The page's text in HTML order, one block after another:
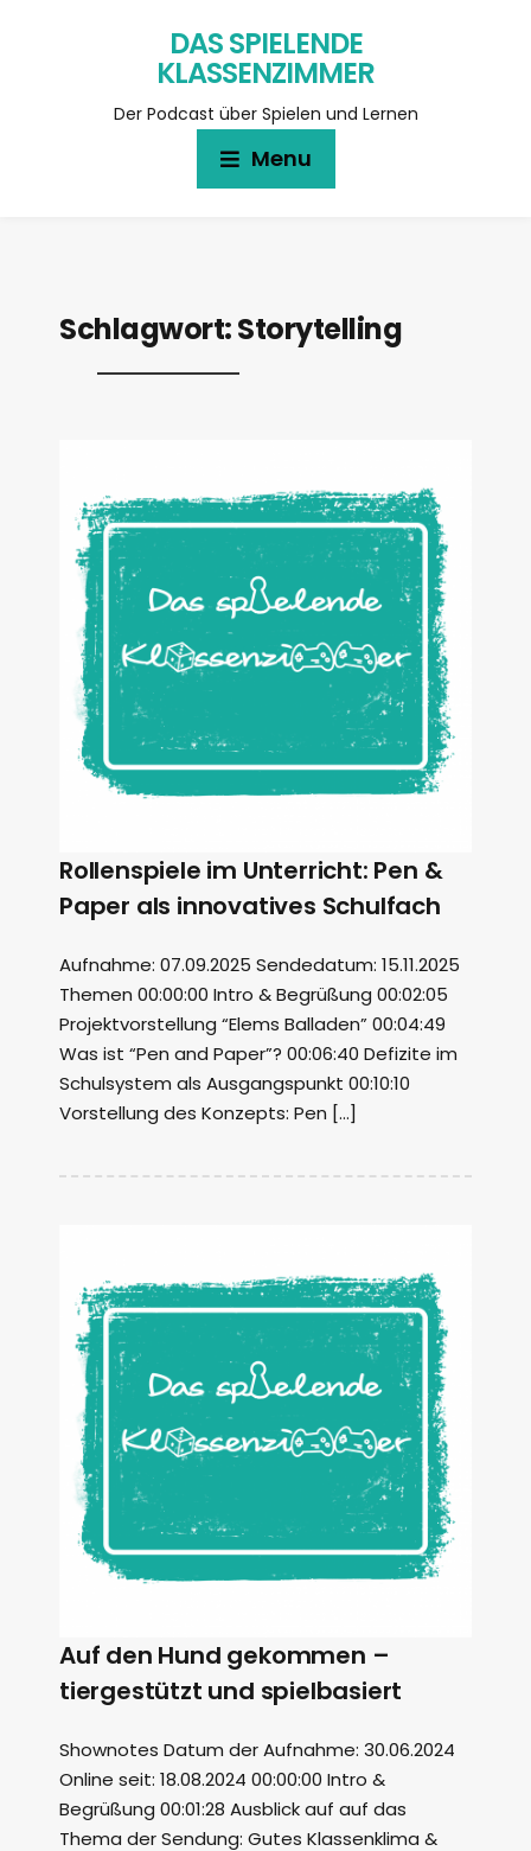
DAS SPIELENDE
KLASSENZIMMER
Der Podcast über Spielen und Lernen
Menu
Schlagwort:Storytelling
Rollenspiele im Unterricht: Pen &
Paper als innovatives Schulfach
Aufnahme: 07.09.2025 Sendedatum: 15.11.2025
Themen 00:00:00 Intro & Begrüßung 00:02:05
Projektvorstellung “Elems Balladen” 00:04:49
Was ist “Pen and Paper”? 00:06:40 Defizite im
Schulsystem als Ausgangspunkt 00:10:10
Vorstellung des Konzepts: Pen […]
Auf den Hund gekommen –
tiergestützt und spielbasiert
Shownotes Datum der Aufnahme: 30.06.2024
Online seit: 18.08.2024 00:00:00 Intro &
Begrüßung 00:01:28 Ausblick auf auf das
Thema der Sendung: Gutes Klassenklima &